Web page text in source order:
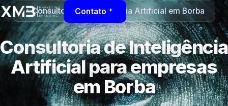
Contato
Consultoria de Inteligência Artificial em Borba
Consultoria de Inteligência
Artificial para empresas
em Borba